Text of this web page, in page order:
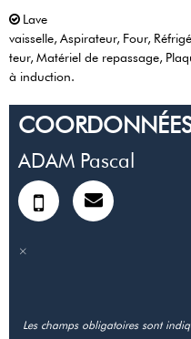
Lave
vaisselle Aspirateur Four
teur Matériel de repassage
à induction
ADAM Pascal
Les champs obligatoires sont